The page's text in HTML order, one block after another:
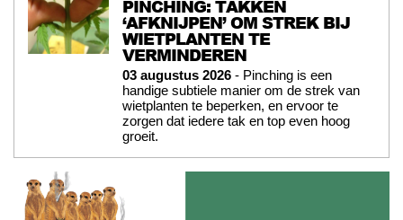
PINCHING: TAKKEN
‘AFKNIJPEN’ OM STREK BIJ
WIETPLANTEN TE
VERMINDEREN
03 augustus 2026 - Pinching is een
handige subtiele manier om de strek van
wietplanten te beperken, en ervoor te
zorgen dat iedere tak en top even hoog
groeit.